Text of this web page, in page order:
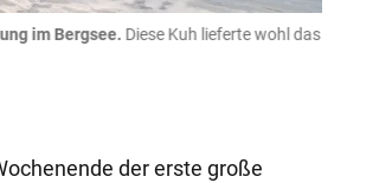
im Bergsee. Diese Kuh lieferte wohl das
der erste große